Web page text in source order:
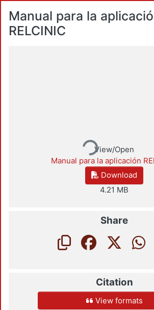
Manual para la
RELCINIC
Loading...View/Open
Manual para la aplicación
Download
4.21 MB
Share
Citation
View formats